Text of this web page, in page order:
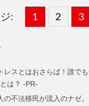
:
固
ー
ジ
1 ,
固
ー
ジ
2 ,
固
ー
ジ
3
レスとはおさらば！誰で
は？ -PR-
の不法移民が流入のナゼ